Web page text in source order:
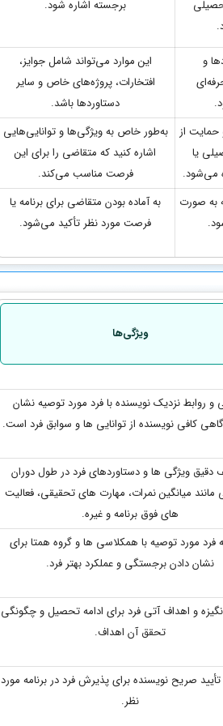
برجسته اشاره شود.
و
این موارد می‌تواند شامل جوایز،
افتخارات، پروژه‌های خاص و سایر
دستاوردها باشد.
حمایت از
یا
می‌شود.
به‌طور خاص به ویژگی‌ها و توانایی‌هایی
اشاره کنید که متقاضی را برای این
فرصت مناسب می‌کند.
به صورت
به آماده بودن متقاضی برای برنامه یا
فرصت مورد نظر تأکید می‌شود.
ویژگی‌ها
و روابط نزدیک نویسنده با فرد مورد توصیه نشان
کافی نویسنده از توانایی ها و سوابق فرد است.
دقیق ویژگی ها و دستاوردهای فرد در طول دوران
مانند میانگین نمرات، مهارت های تحقیقی، فعالیت
های فوق برنامه و غیره.
فرد مورد توصیه با همکلاسی ها و گروه همتابرای
نشان دادن برجستگی و عملکرد بهتر فرد.
و اهداف آتی فرد برای ادامه تحصیل و چگونگی
تحقق آن اهداف.
صریح نویسنده برای پذیرش فرد در برنامه مورد
نظر.